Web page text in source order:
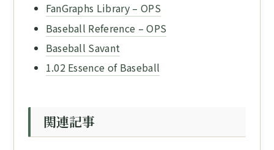
FanGraphs Library – OPS
Baseball Reference – OPS
Baseball Savant
1.02 Essence of Baseball
関連記事